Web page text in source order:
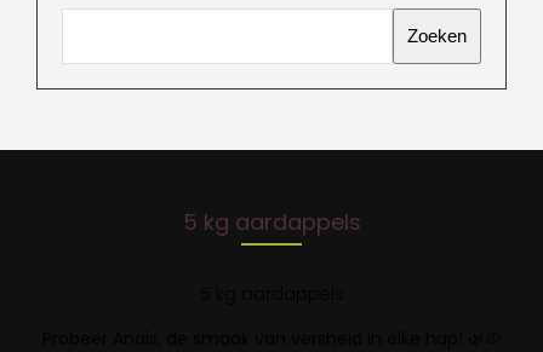
Zoeken
5 kg aardappels